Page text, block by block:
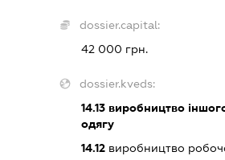
dossier.capital:
42 000 грн.
dossier.kveds:
14.13виробництво
одягу
14.12виробництво